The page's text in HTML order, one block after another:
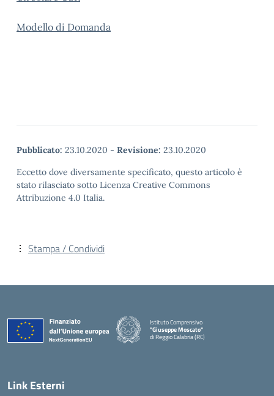
Modello di Domanda
Pubblicato: 23.10.2020 - Revisione: 23.10.2020
Eccetto dove diversamente specificato, questo articolo è
stato rilasciato sotto Licenza Creative Commons
Attribuzione 4.0 Italia.
Stampa / Condividi
Istituto Comprensivo
"Giuseppe Moscato"
di Reggio Calabria (RC)
— Visita la pagina iniziale della scuola
Link Esterni